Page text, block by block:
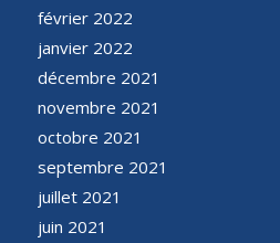
février 2022
janvier 2022
décembre 2021
novembre 2021
octobre 2021
septembre 2021
juillet 2021
juin 2021